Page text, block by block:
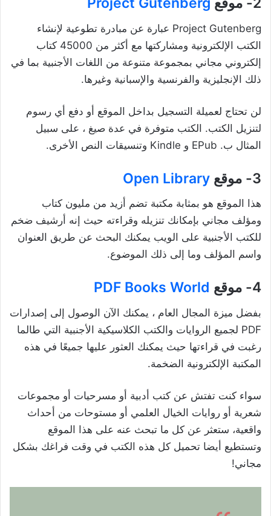
Project Gutenberg عبارة عن مبادرة تطوعية لإنشاء
الكتب الإلكترونية ومشاركتها مع أكثر من 45000 كتاب
إلكتروني مجاني بمجموعة متنوعة من اللغات الأجنبية بما في
ذلك الإنجليزية والفرنسية والإسبانية وغيرها.
لن تحتاج لعميلة التسجيل بداخل الموقع أو دفع أي رسوم
لتنزيل الكتب. الكتب متوفرة في عدة صيغ ، على سبيل
المثال ب. EPub و Kindle وتنسيقات النص الأخرى.
3- موقع Open Library
هذا الموقع هو بمثابة مكتبة تضم أزيد من مليون كتاب
ومؤلف مجاني بإمكانك تنزيله وقراءته حيث إنه أرشيف ضخم
للكتب الأجنبية على الويب يمكنك البحث عن طريق العنوان
واسم المؤلف وما إلى ذلك الموضوع.
4- موقع PDF Books World
بفضل ميزة المجال العام ، يمكنك الآن الوصول إلى إصدارات
PDF لجميع الروايات والكتب الكلاسيكية الأجنبية التي طالما
رغبت في قراءتها حيث يمكنك العثور عليها جميعًا في هذه
المكتبة الإلكترونية الضخمة.
سواء كنت تفتش عن كتب أدبية أو مسرحيات أو مجموعات
شعرية أو روايات الخيال العلمي أو مستوحات من أحداث
واقعية، ستعثر عن كل ما تبحث عنه على هذا الموقع
وتستطيع أيضا تحميل كل هذه الكتب في وقت فراغك بشكل
مجاني!